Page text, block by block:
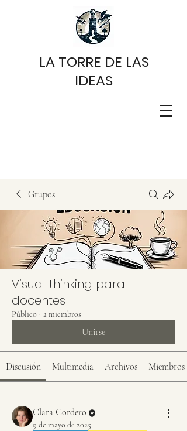
LA TORRE DE LAS
IDEAS
Grupos
Visual thinking para
docentes
Público · 2 miembros
Unirse
Discusión Multimedia Archivos Miembros
Clara Cordero
9 de mayo de 2025